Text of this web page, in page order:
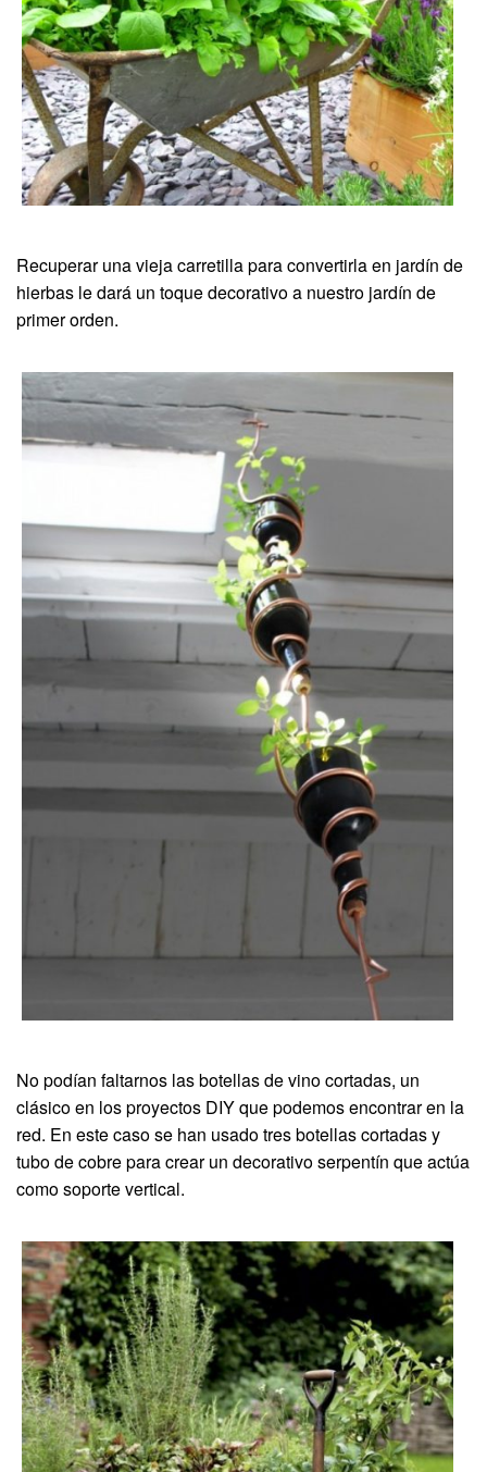
Recuperar una vieja carretilla para convertirla en jardín de
hierbas le dará un toque decorativo a nuestro jardín de
primer orden.
No podían faltarnos las botellas de vino cortadas, un
clásico en los proyectos DIY que podemos encontrar en la
red. En este caso se han usado tres botellas cortadas y
tubo de cobre para crear un decorativo serpentín que actúa
como soporte vertical.